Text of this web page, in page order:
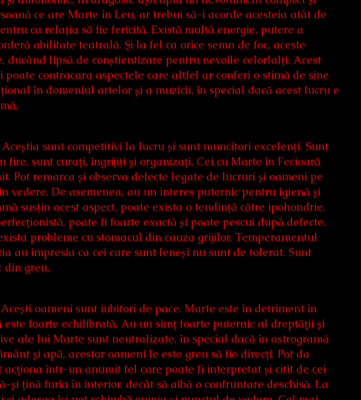
ce are Marte în Leu, ar trebui să-i acorde acesteia atât de
ca relația să fie fericită. Există multă energie, putere a
abilitate teatrală. Și la fel ca orice semn de foc, aceste
ducând lipsă de conștientizare pentru nevoile celorlalți. Acest
contracara aspectele care altfel ar conferi o stimă de sine
în domeniul artelor și a muzicii, în special dacă acest lucru e
sunt competitivi la lucru și sunt muncitori excelenți. Sunt
fire, sunt curați, îngrijiți și organizați. Cei cu Marte în Fecioară
Pot remarca și observa defecte legate de lucruri și oameni pe
vedere. De asemenea, au un interes puternic pentru igienă și
susțin acest aspect, poate exista o tendință către ipohondrie.
poate fi foarte exactă și poate pescui după defecte.
probleme cu stomacul din cauza grijilor. Temperamentul
au impresia ca cei care sunt leneși nu sunt de tolerat. Sunt
din greu.
oameni sunt iubitori de pace. Marte este în detriment în
este foarte echilibrată. Au un simț foarte puternic al dreptății și
ale lui Marte sunt neutralizate, în special dacă în astrogramă
și apă, acestor oameni le este greu să fie direcți. Pot da
acționa într-un anumit fel care poate fi interpretat și citit de cei
și țină furia în interior, decât să aibă o confruntare deschisă. La